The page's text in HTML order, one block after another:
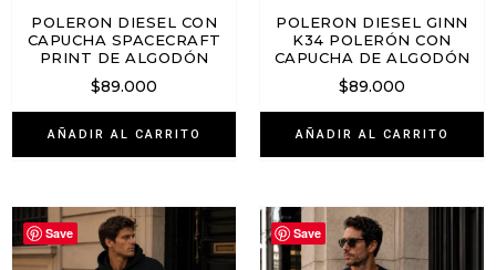
POLERON DIESEL CON
CAPUCHA SPACECRAFT
PRINT DE ALGODÓN
$89.000
AÑADIR AL CARRITO
POLERON DIESEL GINN
K34 POLERÓN CON
CAPUCHA DE ALGODÓN
$89.000
AÑADIR AL CARRITO
Save Save